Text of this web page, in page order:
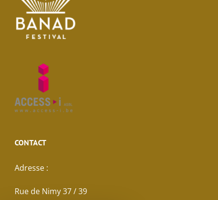
CONTACT
Adresse :
Rue de Nimy 37 / 39